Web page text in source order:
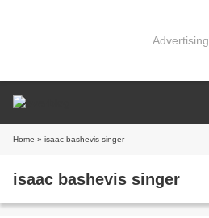
Advertising
Home » isaac bashevis singer
isaac bashevis singer